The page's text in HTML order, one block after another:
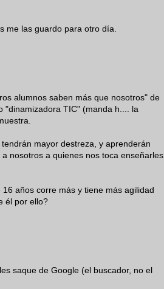
me las guardo para otro día.
alumnos saben más que nosotros" de
"dinamizadora TIC" (manda h.... la
mayor destreza, y aprenderán
nosotros a quienes nos toca enseñarles
años corre más y tiene más agilidad
él por ello?
saque de Google (el buscador, no el